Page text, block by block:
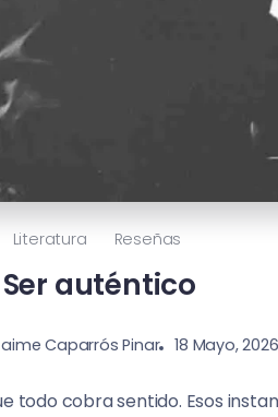
Literatura Reseñas
Ser auténtico
Caparrós Pinar 18 Mayo, 2026
todo cobra sentido. Esos